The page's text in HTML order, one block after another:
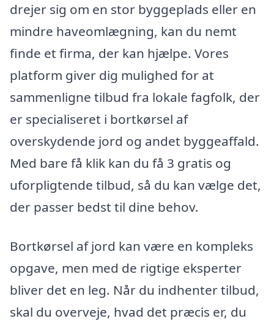
drejer sig om en stor byggeplads eller en
mindre haveomlægning, kan du nemt
finde et firma, der kan hjælpe. Vores
platform giver dig mulighed for at
sammenligne tilbud fra lokale fagfolk, der
er specialiseret i bortkørsel af
overskydende jord og andet byggeaffald.
Med bare få klik kan du få 3 gratis og
uforpligtende tilbud, så du kan vælge det,
der passer bedst til dine behov.
Bortkørsel af jord kan være en kompleks
opgave, men med de rigtige eksperter
bliver det en leg. Når du indhenter tilbud,
skal du overveje, hvad det præcis er, du